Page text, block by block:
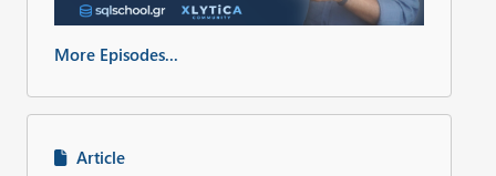
More Episodes...
Article